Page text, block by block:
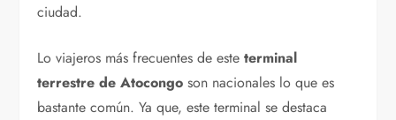
ciudad.
Lo viajeros más frecuentes de esteterminal
terrestre de Atocongo son nacionales lo que es
bastante común. Ya que, este terminal se destaca